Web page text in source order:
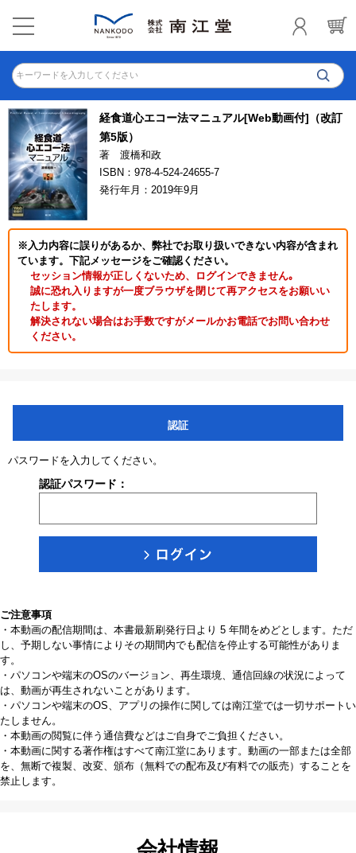
キーワードを入力してください
経食道心エコー法マニュアル[Web動画付]（改訂
第5版）
著 渡橋和政
ISBN：978-4-524-24655-7
発行年月：2019年9月
※入力内容に誤りがあるか、弊社でお取り扱いできない内容が含まれ
ています。下記メッセージをご確認ください。
セッション情報が正しくないため、ログインできません｡
誠に恐れ入りますが一度ブラウザを閉じて再アクセスをお願いい
たします。
解決されない場合はお手数ですがメールかお電話でお問い合わせ
ください。
認証
パスワードを入力してください。
認証パスワード：
ご注意事項
・本動画の配信期間は、本書最新刷発行日より 5 年間をめどとします。ただ
し、予期しない事情によりその期間内でも配信を停止する可能性がありま
す。
・パソコンや端末のOSのバージョン、再生環境、通信回線の状況によって
は、動画が再生されないことがあります。
・パソコンや端末のOS、アプリの操作に関しては南江堂では一切サポートい
たしません。
・本動画の閲覧に伴う通信費などはご自身でご負担ください。
・本動画に関する著作権はすべて南江堂にあります。動画の一部または全部
を、無断で複製、改変、頒布（無料での配布及び有料での販売）することを
禁止します。